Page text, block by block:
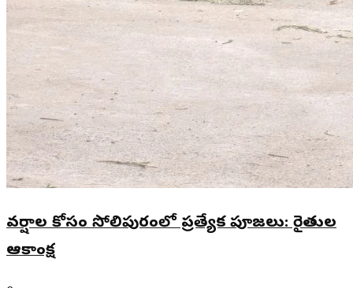
వర్షాల కోసం సోలిపురంలో ప్రత్యేక పూజలు: రైతుల
ఆకాంక్ష